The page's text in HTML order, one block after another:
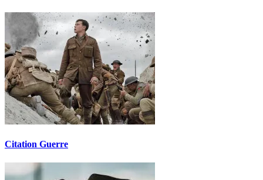
Citation Guerre